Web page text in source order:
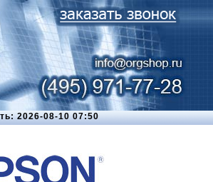
2026-08-10 07:50